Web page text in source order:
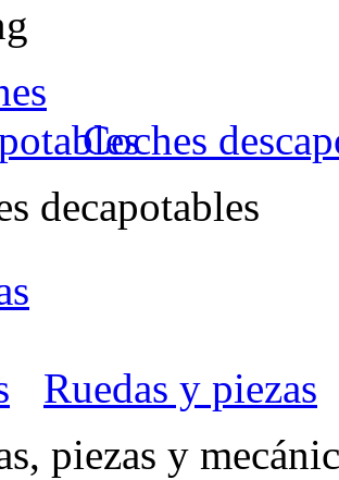
Coches
decapotables
Ruedas y piezas
piezas y